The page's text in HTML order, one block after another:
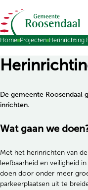
Ga naar de inhoud
Home Projecten Herinrichting
De gemeente Roosendaal
inrichten.
Wat gaan we
Met het herinrichten van
leefbaarheid en veiligheid
doen door onder meer
parkeerplaatsen uit te